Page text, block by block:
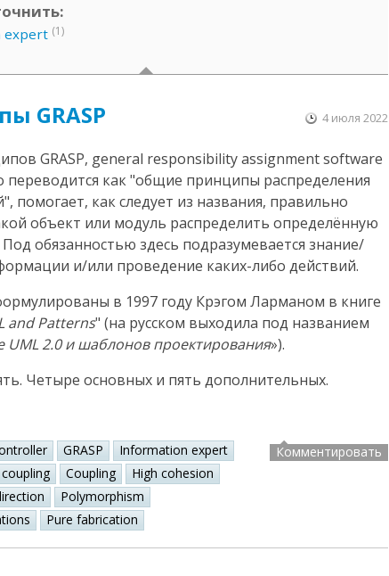
expert (1)
GRASP 4 июля 2022
GRASP, general responsibility assignment software
переводится как "общие принципы распределения
помогает, как следует из названия, правильно
объект или модуль распределить определённую
Под обязанностью здесь подразумевается знание/
и/или проведение каких-либо действий.
в 1997 году Крэгом Ларманом в книге
and Patterns" (на русском выходила под названием
2.0 и шаблонов проектирования»).
Четыре основных и пять дополнительных.
GRASP
Information expert
Coupling
High cohesion
Polymorphism
Pure fabrication
Комментировать